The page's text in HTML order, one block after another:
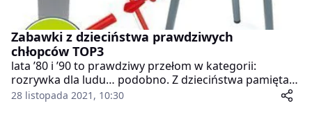
Zabawki z dzieciństwa prawdziwych
chłopców TOP3
lata ’80 i ’90 to prawdziwy przełom w kategorii:
rozrywka dla ludu… podobno. Z dzieciństwa pamiętam
kilka zabawek, które o dziwo do dziś można znaleźć na
28 listopada 2021, 10:30